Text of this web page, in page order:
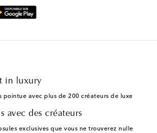
in luxury
pointue avec plus de 200 créateurs de luxe
avec des créateurs
exclusives que vous ne trouverez nulle